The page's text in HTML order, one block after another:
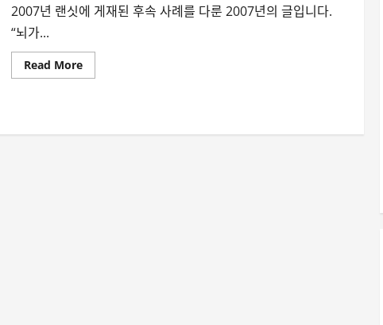
2007년 랜싯에 게재된 후속 사례를 다룬 2007년의 글입니다.
“뇌가...
Read MoreRead
more
어